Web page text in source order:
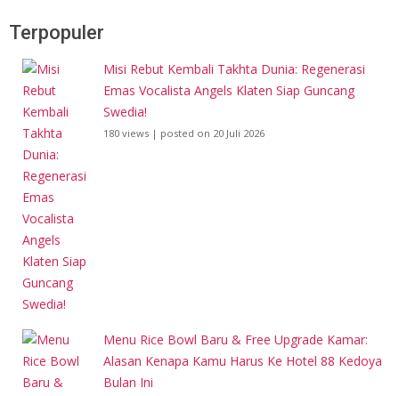
Terpopuler
Misi Rebut Kembali Takhta Dunia: Regenerasi
Emas Vocalista Angels Klaten Siap Guncang
Swedia!
180 views | posted on 20 Juli 2026
Menu Rice Bowl Baru & Free Upgrade Kamar:
Alasan Kenapa Kamu Harus Ke Hotel 88 Kedoya
Bulan Ini